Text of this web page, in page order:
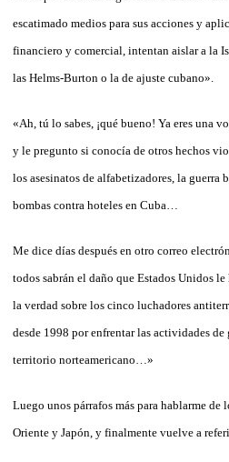
escatimado medios para sus acciones y
financiero y comercial, intentan aislar a la
las Helms-Burton o la de ajuste cubano».
«Ah, tú lo sabes, ¡qué bueno! Ya eres una
y le pregunto si conocía de otros hechos
los asesinatos de alfabetizadores, la guerra
bombas contra hoteles en Cuba…
Me dice días después en otro correo
todos sabrán el daño que Estados Unidos
la verdad sobre los cinco luchadores
desde 1998 por enfrentar las actividades de
territorio norteamericano…»
Luego unos párrafos más para hablarme
Oriente y Japón, y finalmente vuelve a